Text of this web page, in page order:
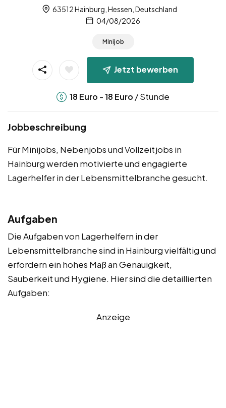
63512 Hainburg, Hessen, Deutschland
04/08/2026
Minijob
Jetzt bewerben
18 Euro -18 Euro / Stunde
Jobbeschreibung
Für Minijobs, Nebenjobs und Vollzeitjobs in
Hainburg werden motivierte und engagierte
Lagerhelfer in der Lebensmittelbranche gesucht.
Aufgaben
Die Aufgaben von Lagerhelfern in der
Lebensmittelbranche sind in Hainburg vielfältig und
erfordern ein hohes Maß an Genauigkeit,
Sauberkeit und Hygiene. Hier sind die detaillierten
Aufgaben:
Anzeige